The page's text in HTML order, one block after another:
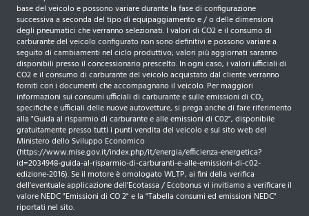
base del veicolo e possono variare durante la fase di configurazione
successiva a seconda del tipo di equipaggiamento e / o delle dimensioni
degli pneumatici che verranno selezionati. I valori di CO2 e il consumo di
carburante del veicolo configurato non sono definitivi e possono variare a
seguito di cambiamenti nel ciclo produttivo; valori più aggiornati saranno
disponibili presso il concessionario prescelto. In ogni caso, i valori ufficiali di
CO2 e il consumo di carburante del veicolo acquistato dal cliente verranno
forniti con i documenti che accompagnano il veicolo. Per maggiori
informazioni sui consumi ufficiali di carburante e sulle emissioni di CO₂
specifiche e ufficiali delle nuove autovetture, si prega anche di fare riferimento
alla "Guida al risparmio di carburante e alle emissioni di C02", disponibile
gratuitamente presso tutti i punti vendita del veicolo e sul sito web del
Ministero dello Sviluppo Economico
(https://www.mise.gov.it/index.php/it/energia/efficienza-energetica?
id=2034948-guida-al-risparmio-di-carburanti-e-alle-emissioni-di-c02-
edizione-2016). Se il motore è omologato WLTP, ai fini della verifica
dell'eventuale applicazione dell'Ecotassa / Ecobonus vi invitiamo a verificare il
valore NEDC "Emissioni di CO 2" e la "Tabella consumi ed emissioni NEDC"
riportati nel sito.